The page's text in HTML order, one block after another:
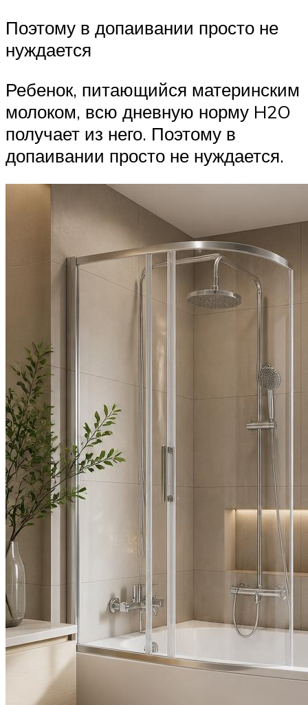
Поэтому в допаивании просто не
нуждается
Ребенок, питающийся материнским
молоком, всю дневную норму H2O
получает из него. Поэтому в
допаивании просто не нуждается.